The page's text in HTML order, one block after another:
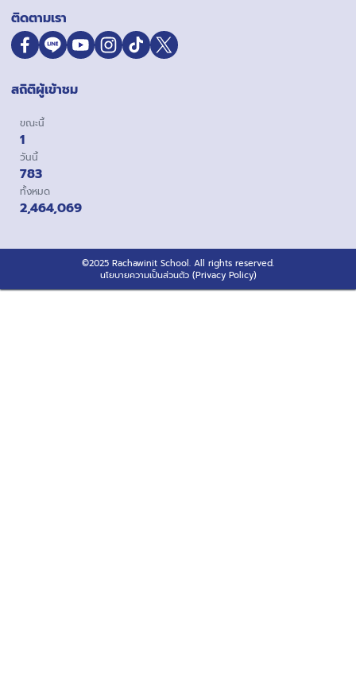
ติดตามเรา
สถิติผู้เข้าชม
ขณะนี้
1
วันนี้
783
ทั้งหมด
2,464,069
©2025 Rachawinit School. All rights reserved.
นโยบายความเป็นส่วนตัว (Privacy Policy)